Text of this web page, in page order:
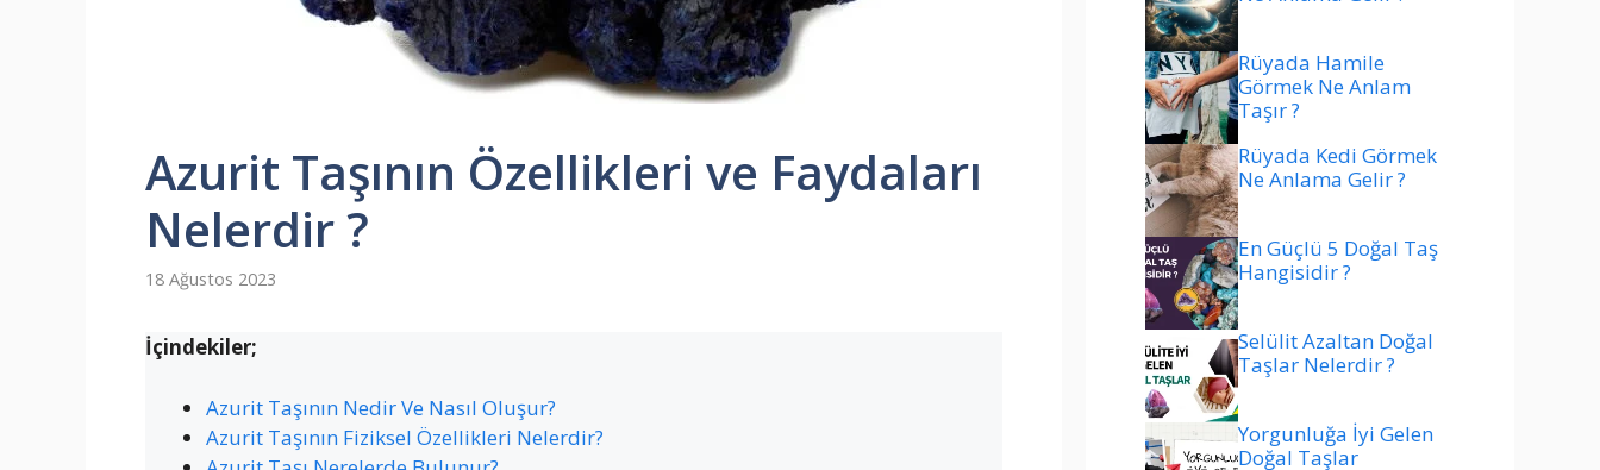
Azurit Taşının Özellikleri ve Faydaları
Nelerdir ?
18 Ağustos 2023
İçindekiler;
Azurit Taşının Nedir Ve Nasıl Oluşur?
Azurit Taşının Fiziksel Özellikleri Nelerdir?
Rüyada Hamile
Görmek Ne Anlam
Taşır ?
Rüyada Kedi Görmek
Ne Anlama Gelir ?
En Güçlü 5 Doğal Taş
Hangisidir ?
Selülit Azaltan Doğal
Taşlar Nelerdir ?
Yorgunluğa İyi Gelen
Doğal Taşlar